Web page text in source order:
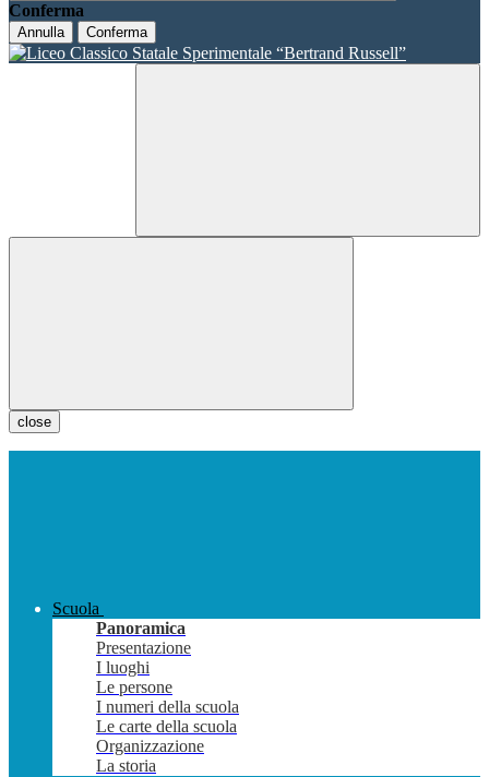
Conferma
Annulla Conferma
close
Scuola
Panoramica
Presentazione
I luoghi
Le persone
I numeri della scuola
Le carte della scuola
Organizzazione
La storia